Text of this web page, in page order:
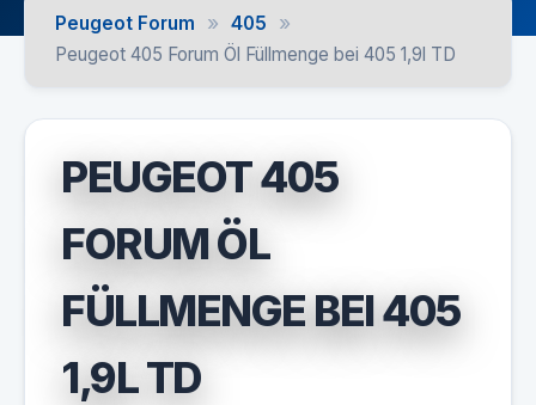
Peugeot Forum » 405 »
Peugeot 405 Forum Öl Füllmenge bei 405 1,9l TD
PEUGEOT 405
FORUM ÖL
FÜLLMENGE BEI 405
1,9L TD